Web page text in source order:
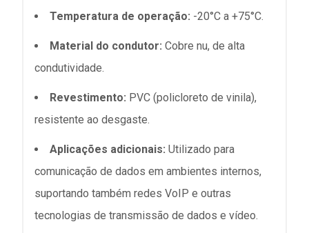
Temperatura de operação: -20°C a +75°C.
Material do condutor: Cobre nu, de alta
condutividade.
Revestimento: PVC (policloreto de vinila),
resistente ao desgaste.
Aplicações adicionais: Utilizado para
comunicação de dados em ambientes internos,
suportando também redes VoIP e outras
tecnologias de transmissão de dados e vídeo.